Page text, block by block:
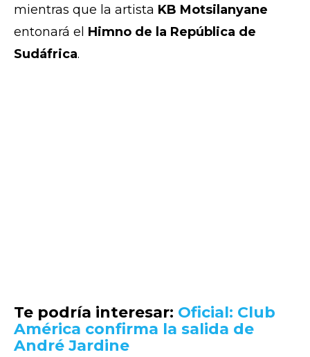
mientras que la artista KB Motsilanyane
entonará el Himno de la República de
Sudáfrica.
Te podría interesar: Oficial: Club
América confirma la salida de
André Jardine